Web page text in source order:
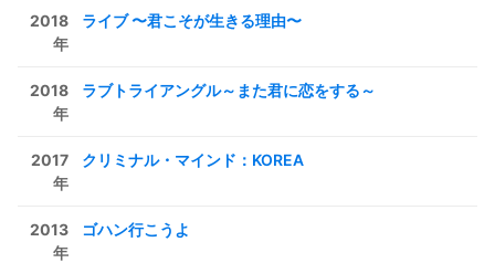
2018
年
ライブ 〜君こそが生きる理由〜
2018
年
ラブトライアングル～また君に恋をする～
2017
年
クリミナル・マインド：KOREA
2013
年
ゴハン行こうよ